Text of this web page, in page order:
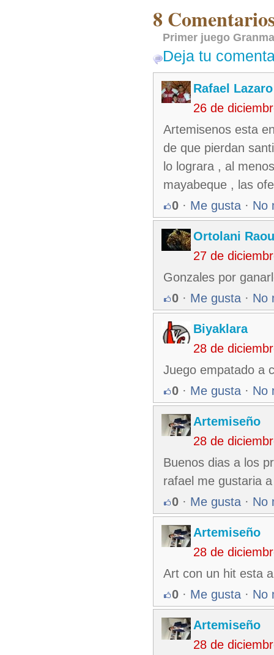
8
Primer juego
Deja tu
Rafael
26 de
Artemisenos esta
de que pierdan
lo lograra , al
mayabeque , las
0 · Me gusta · No
Ortolani
27 de
Gonzales por
0 · Me gusta · No
Biyaklara
28 de
Juego empatado a
0 · Me gusta · No
Artemiseño
28 de
Buenos dias a los
rafael me gustaria
0 · Me gusta · No
Artemiseño
28 de
Art con un hit esta
0 · Me gusta · No
Artemiseño
28 de